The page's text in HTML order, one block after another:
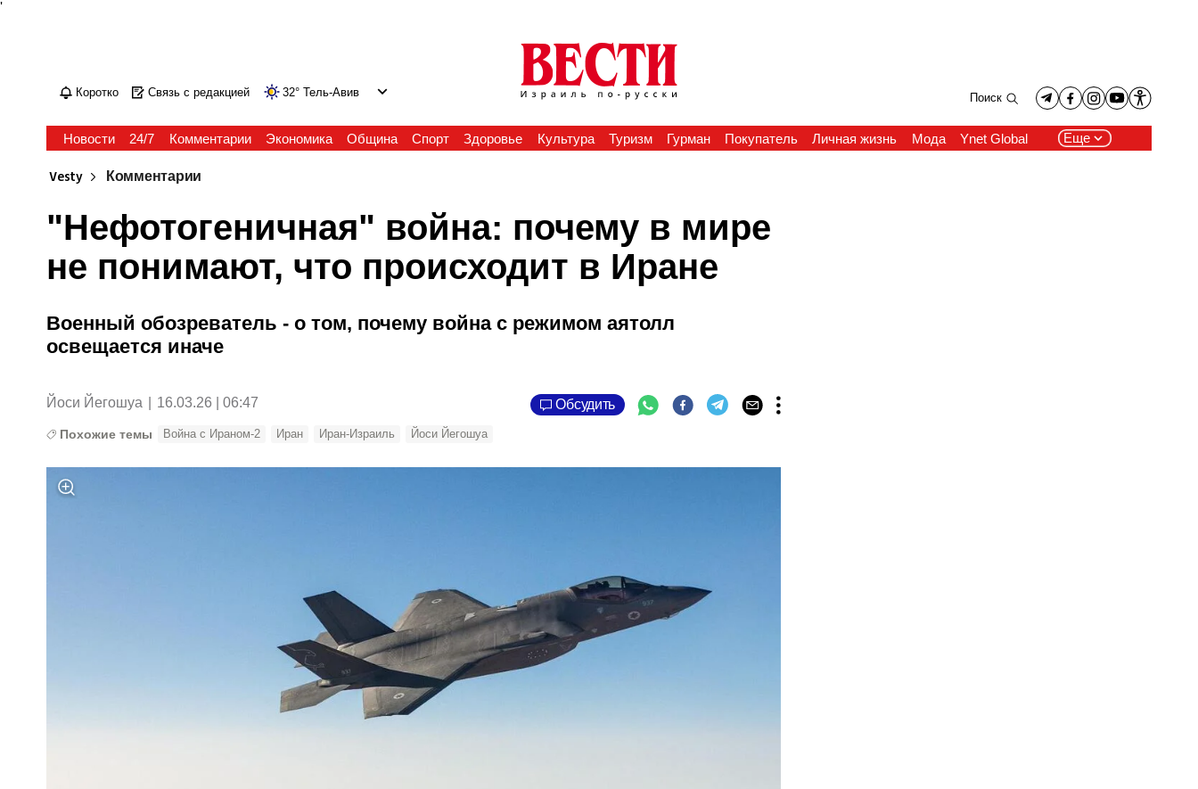
'
Коротко Связь с редакцией 32° Тель-Авив Поиск
Новости 24/7 Комментарии Экономика Община Спорт Здоровье Культура Туризм Гурман Покупатель Личная жизнь Мода Ynet Global Еще
Vesty Комментарии
"Нефотогеничная" война: почему в мире
не понимают, что происходит в Иране
Военный обозреватель - о том, почему война с режимом аятолл
освещается иначе
Йоси Йегошуа 16.03.26 | 06:47 Обсудить
Похожие темы Война с Ираном-2 Иран Иран-Израиль Йоси Йегошуа